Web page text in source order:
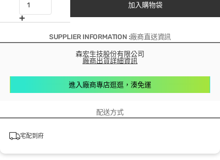
加入購物袋
SUPPLIER INFORMATION :廠商直送資訊
森宏生技股份有限公司
廠商出貨詳細資訊
進入廠商專店逛逛，湊免運
配送方式
宅配到府